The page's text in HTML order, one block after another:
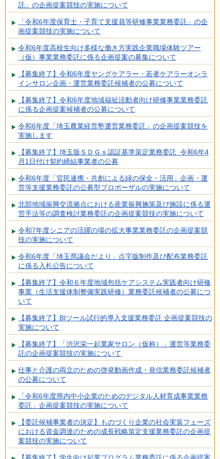
託」の企画提案競技の実施について
「令和6年度保育士・子育て支援員等研修事業業務委託」の企
画提案競技の実施について
令和6年度高校生向け多様な働き方実践企業職場体験ツアー
（仮）事業業務委託に係る企画提案の募集について
【募集終了】令和6年度ヤングケアラー・若者ケアラーオンラ
インサロン企画・運営業務委託候補者の公募について
【募集終了】令和6年度地域福祉活動者向け研修事業業務委託
に係る企画提案候補者の公募について
令和6年度「埼玉農業経営塾運営業務委託」の企画提案競技を
実施します
【募集終了】埼玉版ＳＤＧｓ認証基準策定業務委託 令和6年4
月1日付け契約締結事業者の公募
令和6年度「官民連携・共創による緑の保全・活用」企画・運
営等支援業務委託の公募型プロポーザルの実施について
北部地域振興交流拠点における産業振興施策及び施設に係る運
営手法等の調査検討業務委託の企画提案競技の実施について
令和7年度シニアの活躍の場の拡大事業業務委託の企画提案競
技の実施について
令和6年度「埼玉県議会だより」点字版制作及び配布業務委託
に係る入札公告について
【募集終了】令和６年度地域包括ケアシステム実践者向け研修
事業（生活支援体制整備実践研修）業務委託候補者の公募につ
いて
【募集終了】BIツール試行的導入支援業務委託 企画提案競技の
実施について
【募集終了】「渋沢栄一起業家サロン（仮称）」運営等業務委
託の企画提案競技の実施について
仕事と介護の両立のための啓発動画作成・発信業務委託候補者
の公募について
「令和6年度県内中小企業のためのデジタル人材育成事業業務
委託」企画提案競技の実施について
【委託候補事業者の決定】ものづくり企業の社会実装フェーズ
における資金調達のための成長戦略策定支援業務委託の企画提
案競技の実施について